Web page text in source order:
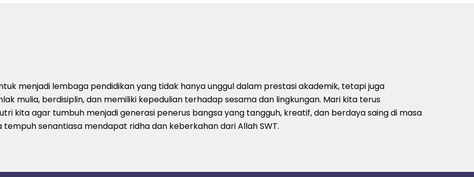
menjadi lembaga pendidikan yang tidak hanya unggul dalam prestasi akademik, tetapi juga
mulia, berdisiplin, dan memiliki kepedulian terhadap sesama dan lingkungan. Mari kita terus
kita agar tumbuh menjadi generasi penerus bangsa yang tangguh, kreatif, dan berdaya saing di masa
senantiasa mendapat ridha dan keberkahan dari Allah SWT.